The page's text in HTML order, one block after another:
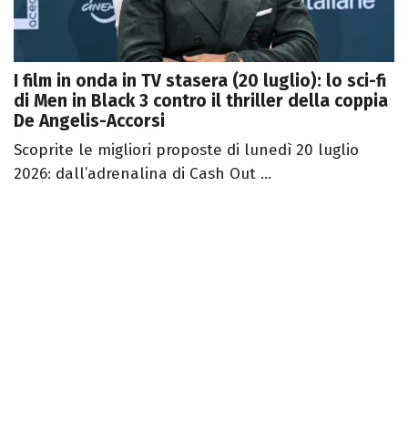
I film in onda in TV stasera (20 luglio): lo sci-fi
di Men in Black 3 contro il thriller della coppia
De Angelis-Accorsi
Scoprite le migliori proposte di lunedì 20 luglio
2026: dall’adrenalina di Cash Out ...